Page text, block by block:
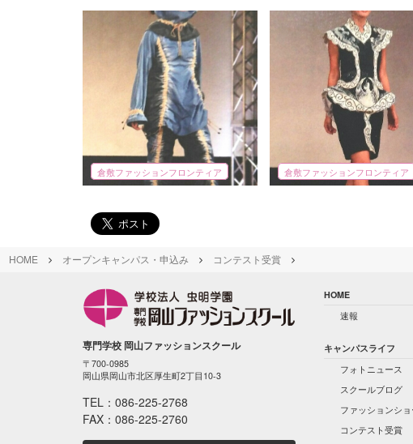
倉敷ファッションフロンティア 倉敷ファッションフロンティア
HOME オープンキャンパス・申込み コンテスト受賞
専門学校 岡山ファッションスクール
〒700-0985
岡山県岡山市北区厚生町2丁目10-3
TEL： 086-225-2768
FAX：086-225-2760
HOME
速報
キャンパスライフ
フォトニュース
スクールブログ
ファッションショ
コンテスト受賞